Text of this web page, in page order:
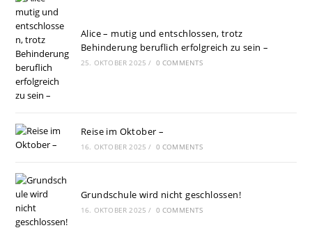
Alice – mutig und entschlossen, trotz
Behinderung beruflich erfolgreich zu sein –
25. OKTOBER 2025 / 0 COMMENTS
Reise im Oktober –
16. OKTOBER 2025 / 0 COMMENTS
Grundschule wird nicht geschlossen!
16. OKTOBER 2025 / 0 COMMENTS